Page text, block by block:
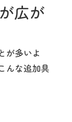
広が
が多いよ
んな追加具